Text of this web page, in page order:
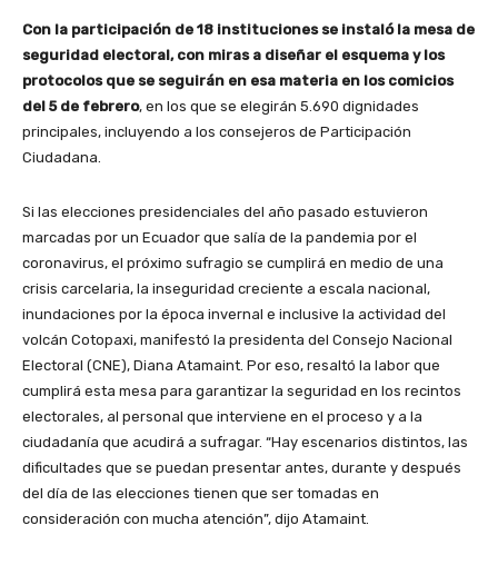
Con la participación de 18 instituciones se instaló la mesa de
seguridad electoral, con miras a diseñar el esquema y los
protocolos que se seguirán en esa materia en los comicios
del 5 de febrero, en los que se elegirán 5.690 dignidades
principales, incluyendo a los consejeros de Participación
Ciudadana.
Si las elecciones presidenciales del año pasado estuvieron
marcadas por un Ecuador que salía de la pandemia por el
coronavirus, el próximo sufragio se cumplirá en medio de una
crisis carcelaria, la inseguridad creciente a escala nacional,
inundaciones por la época invernal e inclusive la actividad del
volcán Cotopaxi, manifestó la presidenta del Consejo Nacional
Electoral (CNE), Diana Atamaint. Por eso, resaltó la labor que
cumplirá esta mesa para garantizar la seguridad en los recintos
electorales, al personal que interviene en el proceso y a la
ciudadanía que acudirá a sufragar. “Hay escenarios distintos, las
dificultades que se puedan presentar antes, durante y después
del día de las elecciones tienen que ser tomadas en
consideración con mucha atención”, dijo Atamaint.